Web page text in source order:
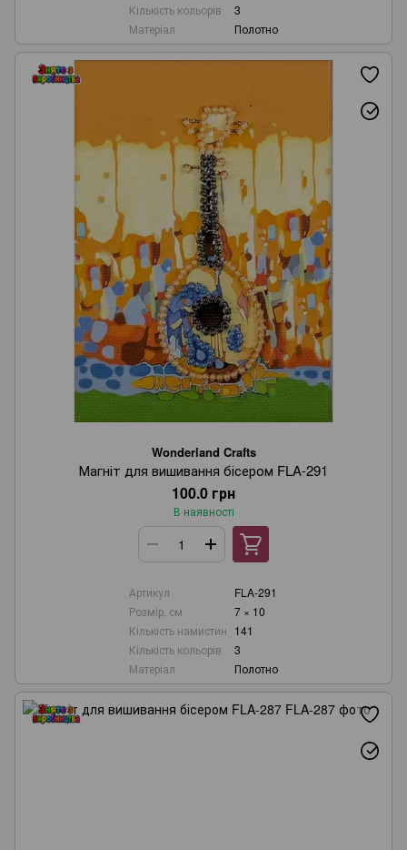
Кількість кольорів
3
Матеріал
Полотно
Wonderland Crafts
Магніт для вишивання бісером FLA-291
100.0 грн
В наявності
Артикул
FLA-291
Розмір, см
7 × 10
Кількість намистин 141
Кількість кольорів
3
Матеріал
Полотно